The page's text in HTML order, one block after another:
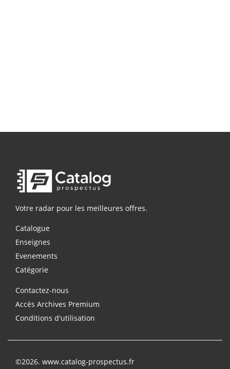
Votre radar pour les meilleures offres.
Catalogue
Enseignes
Evenements
Catégorie
Contactez-nous
Accès Archives Premium
Conditions d'utilisation
©2026. www.catalog-prospectus.fr